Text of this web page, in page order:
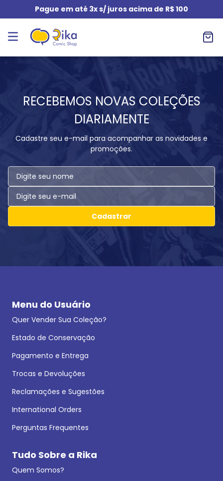
Pague em até 3x s/ juros acima de R$ 100
RECEBEMOS NOVAS COLEÇÕES
DIARIAMENTE
Cadastre seu e-mail para acompanhar as novidades e
promoções.
Cadastrar
Menu do Usuário
Quer Vender Sua Coleção?
Estado de Conservação
Pagamento e Entrega
Trocas e Devoluções
Reclamações e Sugestões
International Orders
Perguntas Frequentes
Tudo Sobre a Rika
Quem Somos?